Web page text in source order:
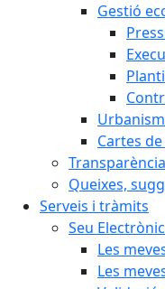
Gestió
Cartes
Transparència
Queixes,
Serveis i tràmits
Seu
Les
Les